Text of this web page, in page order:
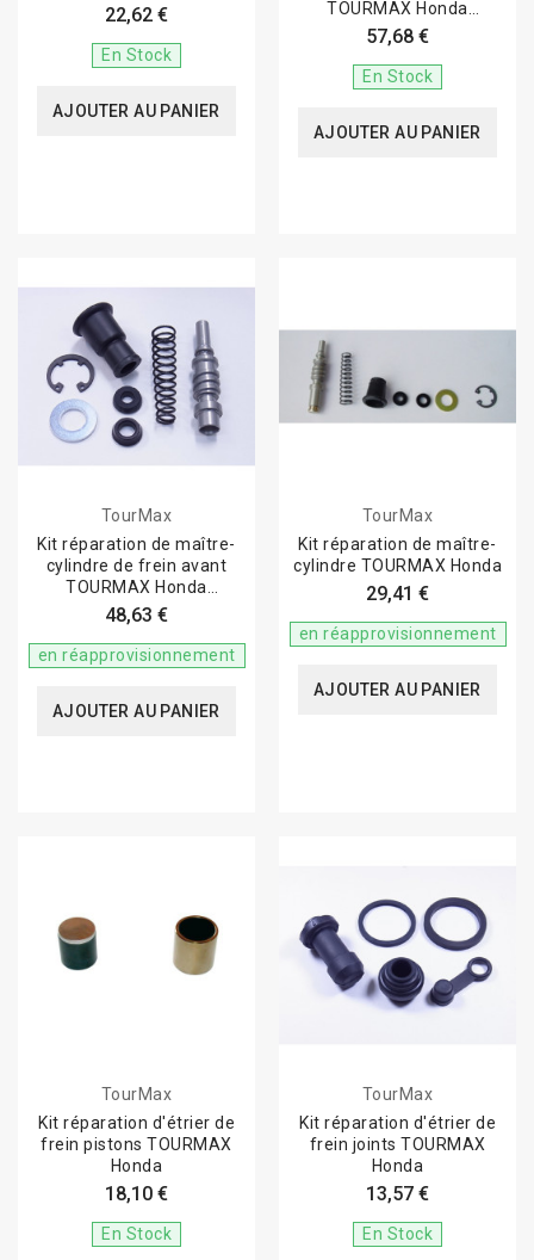
22,62 €
En Stock
AJOUTER AU PANIER
TOURMAX Honda
CRF250/450R
57,68 €
En Stock
AJOUTER AU PANIER
TourMax
Kit réparation de maître-
cylindre de frein avant
TOURMAX Honda
CRF250/450R
48,63 €
en réapprovisionnement
AJOUTER AU PANIER
TourMax
Kit réparation de maître-
cylindre TOURMAX Honda
29,41 €
en réapprovisionnement
AJOUTER AU PANIER
TourMax
Kit réparation d'étrier de
frein pistons TOURMAX
Honda
18,10 €
En Stock
TourMax
Kit réparation d'étrier de
frein joints TOURMAX
Honda
13,57 €
En Stock